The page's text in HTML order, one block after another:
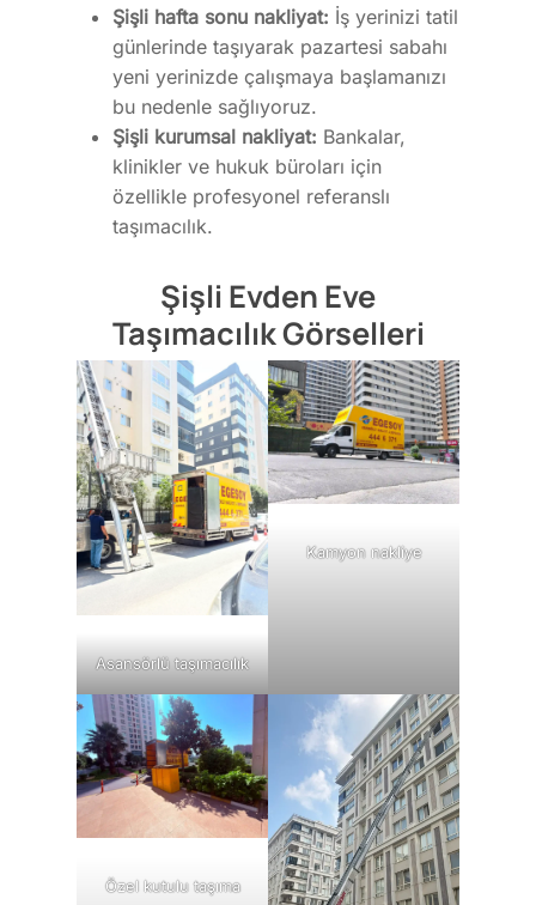
Şişli hafta sonu nakliyat: İş yerinizi tatil
günlerinde taşıyarak pazartesi sabahı
yeni yerinizde çalışmaya başlamanızı
bu nedenle sağlıyoruz.
Şişli kurumsal nakliyat: Bankalar,
klinikler ve hukuk büroları için
özellikle profesyonel referanslı
taşımacılık.
Şişli Evden Eve
Taşımacılık Görselleri
Asansörlü taşımacılık
Kamyon nakliye
Özel kutulu taşıma